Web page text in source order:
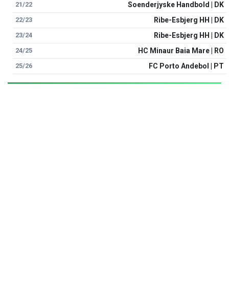
21/22 Soenderjyske Handbold | DK
22/23 Ribe-Esbjerg HH | DK
23/24 Ribe-Esbjerg HH | DK
24/25 HC Minaur Baia Mare | RO
25/26 FC Porto Andebol | PT